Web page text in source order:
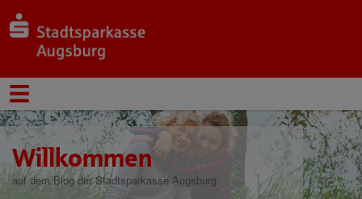
Willkommen
auf dem Blog der Stadtsparkasse Augsburg